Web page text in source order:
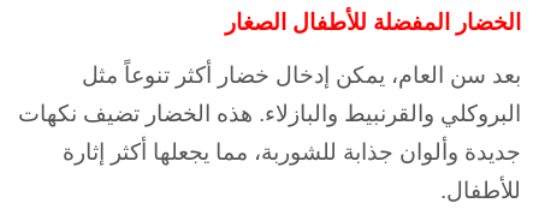
الخضار المفضلة للأطفال الصغار
بعد سن العام، يمكن إدخال خضار أكثر تنوعاً مثل
البروكلي والقرنبيط والبازلاء. هذه الخضار تضيف نكهات
جديدة وألوان جذابة للشوربة، مما يجعلها أكثر إثارة
للأطفال.